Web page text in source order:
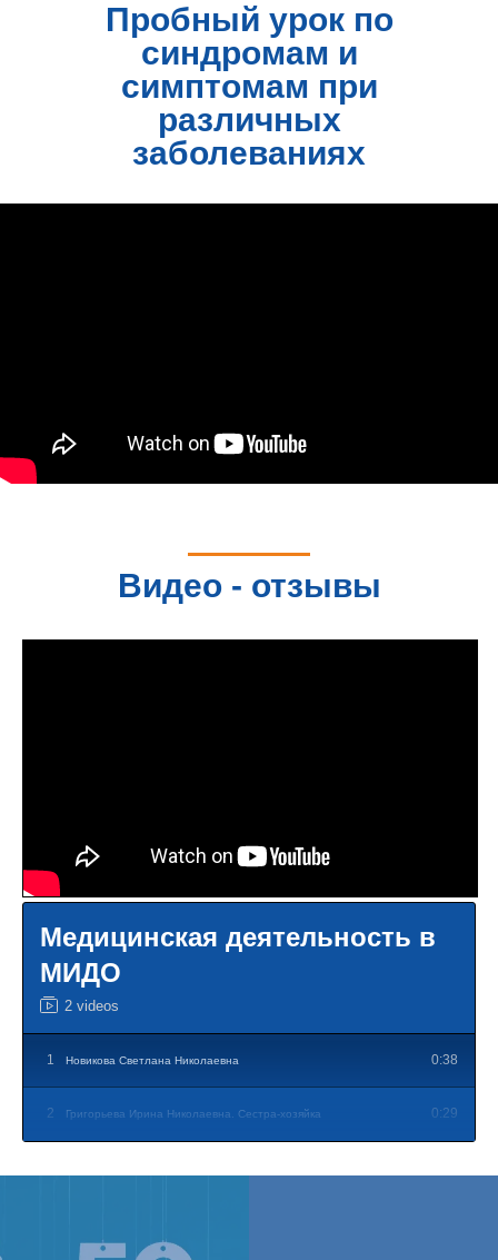
Пробный урок по
синдромам и
симптомам при
различных
заболеваниях
Видео - отзывы
Медицинская деятельность в
МИДО
2 videos
1 Новикова Светлана Николаевна 0:38
2 Григорьева Ирина Николаевна. Сестра-хозяйка 0:29